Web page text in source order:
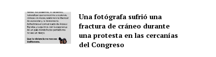
Una fotógrafa sufrió una
fractura de cráneo durante
una protesta en las cercanías
del Congreso